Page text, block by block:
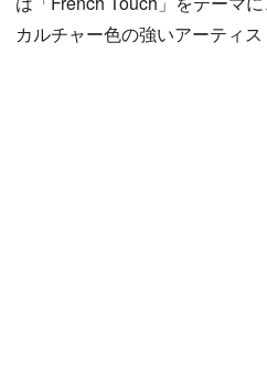
カルチャー色の強いアーティス